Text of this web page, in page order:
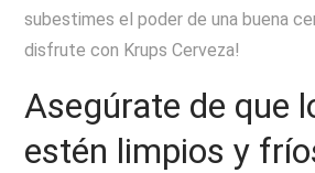
subestimes el poder de una buena
disfrute con Krups Cerveza!
Asegúrate de que
estén limpios y